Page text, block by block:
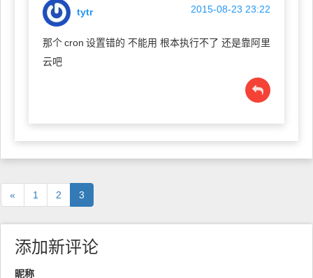
tytr 2015-08-23 23:22
那个cron 设置错的 不能用 根本执行不了 还是靠阿里
云吧
« 1 2 3
添加新评论
昵称